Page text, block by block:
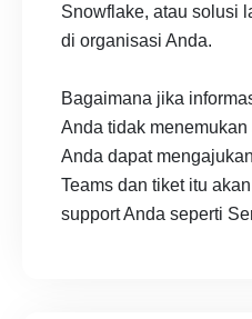
Snowflake, atau solusi
di organisasi Anda.
Bagaimana jika
Anda tidak
Anda dapat
Teams dan tiket itu
support Anda seperti